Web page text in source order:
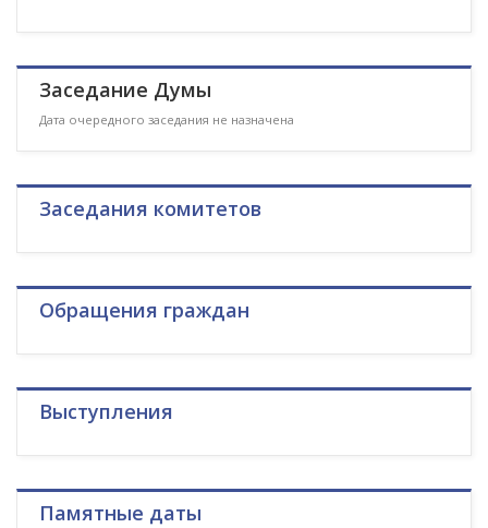
Заседание Думы
Дата очередного заседания не назначена
Заседания комитетов
Обращения граждан
Выступления
Памятные даты